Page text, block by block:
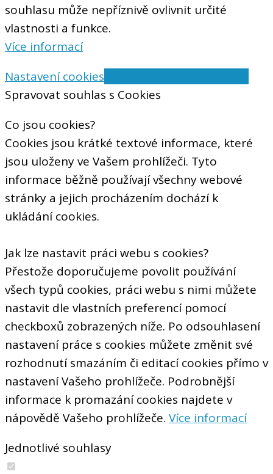
souhlasu může nepříznivě ovlivnit určité
vlastnosti a funkce.
Více informací
Nastavení cookies
Spravovat souhlas s Cookies
Co jsou cookies?
Cookies jsou krátké textové informace, které
jsou uloženy ve Vašem prohlížeči. Tyto
informace běžně používají všechny webové
stránky a jejich procházením dochází k
ukládání cookies.
Jak lze nastavit práci webu s cookies?
Přestože doporučujeme povolit používání
všech typů cookies, práci webu s nimi můžete
nastavit dle vlastních preferencí pomocí
checkboxů zobrazených níže. Po odsouhlasení
nastavení práce s cookies můžete změnit své
rozhodnutí smazáním či editací cookies přímo v
nastavení Vašeho prohlížeče. Podrobnější
informace k promazání cookies najdete v
nápovědě Vašeho prohlížeče. Více informací
Jednotlivé souhlasy